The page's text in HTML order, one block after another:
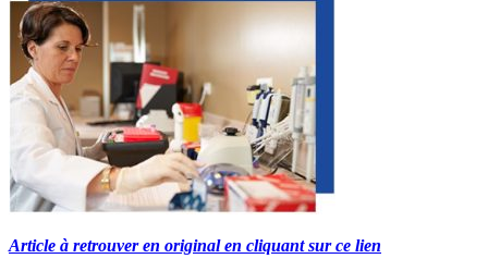
Article à retrouver en original en cliquant sur ce lien